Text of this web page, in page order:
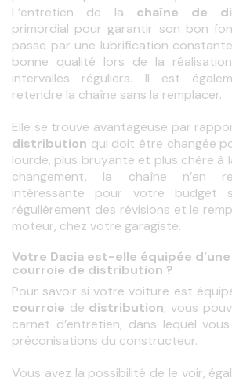
L’entretien de la chaîne de
primordial pour garantir son bon
passe par une lubrification
bonne qualité lors de la
intervalles réguliers. Il est
retendre la chaîne sans la remplacer.
Elle se trouve avantageuse par
distribution qui doit être changée
lourde, plus bruyante et plus chère à
changement, la chaîne n’en
intéressante pour votre budget
régulièrement des révisions et le
moteur, chez votre garagiste.
Votre Dacia est-elle équipée d’une
courroie de distribution ?
courroie de distribution, vous
carnet d’entretien, dans lequel
préconisations du constructeur.
Vous avez la possibilité de le voir,